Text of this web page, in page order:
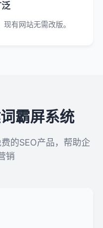
有网站无需改版。
霸屏系统
的SEO产品，帮助企
销